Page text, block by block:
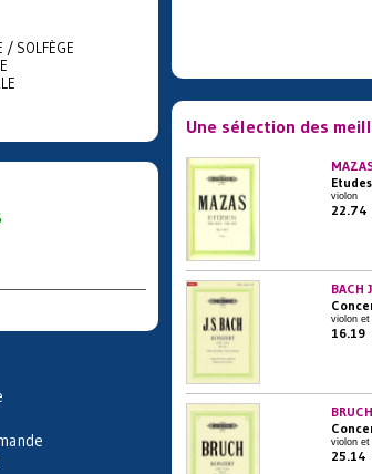
/ SOLFÈGE
Une sélection des
violon
BACH
violon et
16.19
violon et
25.14